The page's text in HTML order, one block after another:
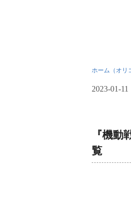
ホーム（オリ
2023-01-11
『機
覧